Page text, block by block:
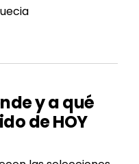
y a qué
de HOY